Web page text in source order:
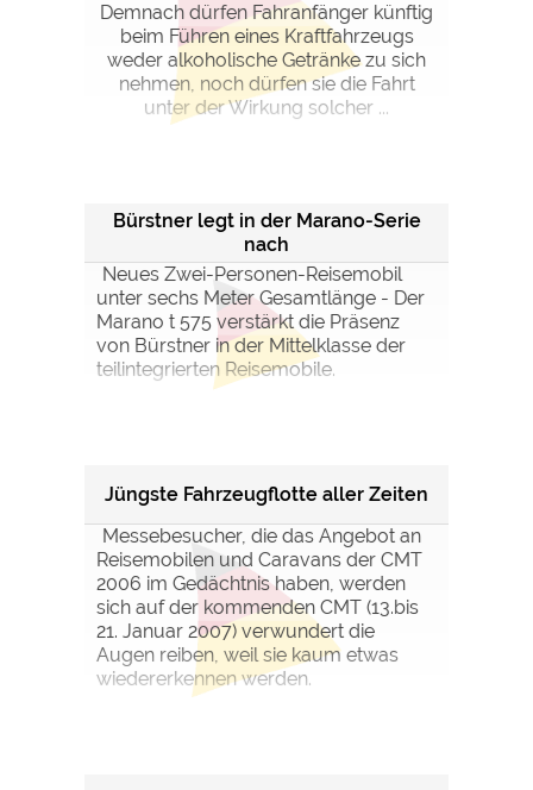
Demnach dürfen Fahranfänger künftig
beim Führen eines Kraftfahrzeugs
weder alkoholische Getränke zu sich
nehmen, noch dürfen sie die Fahrt
unter der Wirkung solcher ...
Bürstner legt in der Marano-Serie
nach
Neues Zwei-Personen-Reisemobil
unter sechs Meter Gesamtlänge - Der
Marano t 575 verstärkt die Präsenz
von Bürstner in der Mittelklasse der
teilintegrierten Reisemobile.
Jüngste Fahrzeugflotte aller Zeiten
Messebesucher, die das Angebot an
Reisemobilen und Caravans der CMT
2006 im Gedächtnis haben, werden
sich auf der kommenden CMT (13.bis
21. Januar 2007) verwundert die
Augen reiben, weil sie kaum etwas
wiedererkennen werden.